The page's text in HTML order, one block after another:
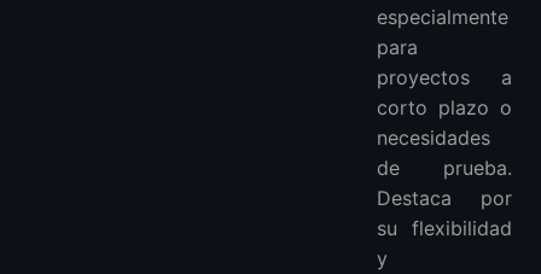
especialmente
para
proyectos a
corto plazo o
necesidades
de prueba.
Destaca por
su flexibilidad
y